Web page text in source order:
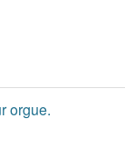
orgue.